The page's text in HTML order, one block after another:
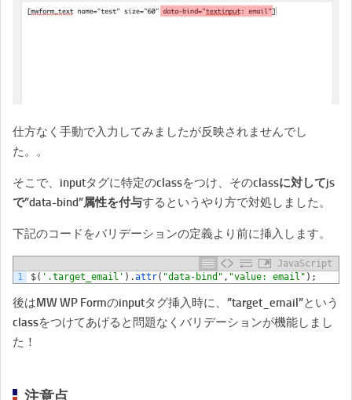
仕方なく手動で入力してみましたが反映されませんでし
た。。
そこで、inputタグに特定のclassをつけ、そのclassに対してjs
で”data-bind”属性を付与するというやり方で対処しました。
下記のコードをバリデーションの定義より前に挿入します。
JavaScript
1
$( '.target_email' ) .attr( "data-bind" , "value: email" ) ;
後はMW WP Formのinputタグ挿入時に、”target_email”という
classをつけてあげると問題なくバリデーションが機能しまし
た！